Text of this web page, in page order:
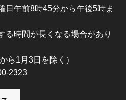
日午前8時45分から午後5時ま
時間が長くなる場合があり
ら1月3日を除く）
2323